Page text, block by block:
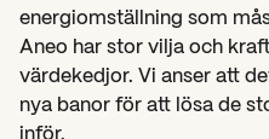
energiomställning som
Aneo har stor vilja och
värdekedjor. Vi anser att
nya banor för att lösa de
inför.